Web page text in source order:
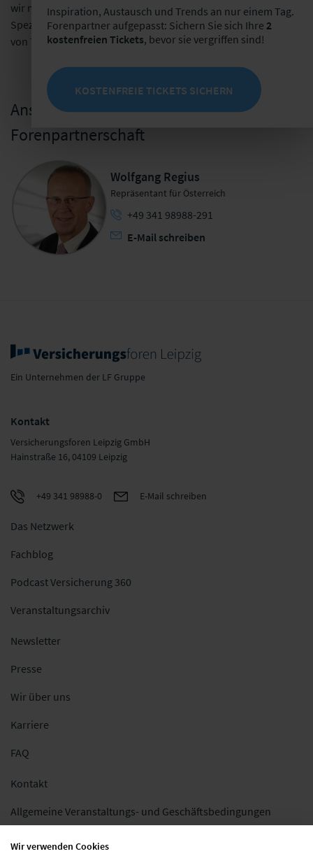
wir mit einem kleinen, aber kompetenten Team als echter
Spezialist und erwirtschaften dabei ein Prämienaufkommen
von 7,3 Mio. EUR (Stand 2009).
Ansprechpartner für die
Forenpartnerschaft
Wolfgang Regius
Repräsentant für Österreich
+49 341 98988-291
E-Mail schreiben
Inspiration, Austausch und Trends an nur einem Tag.
Forenpartner aufgepasst: Sichern Sie sich Ihre 2
kostenfreien Tickets, bevor sie vergriffen sind!
KOSTENFREIE TICKETS SICHERN
Ein Unternehmen der LF Gruppe
Kontakt
Versicherungsforen Leipzig GmbH
Hainstraße 16, 04109 Leipzig
+49 341 98988-0 E-Mail schreiben
Das Netzwerk
Fachblog
Podcast Versicherung 360
Veranstaltungsarchiv
Newsletter
Presse
Wir über uns
Karriere
FAQ
Kontakt
Allgemeine Veranstaltungs- und Geschäftsbedingungen
Impressum
Wir verwenden Cookies